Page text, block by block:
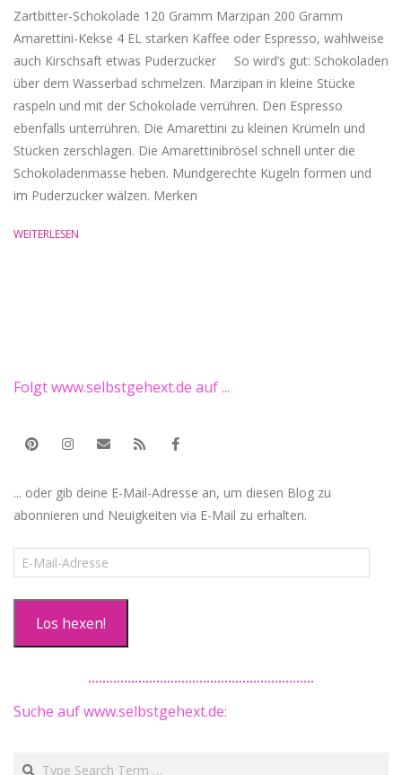
Zartbitter-Schokolade 120 Gramm Marzipan 200 Gramm
Amarettini-Kekse 4 EL starken Kaffee oder Espresso, wahlweise
auch Kirschsaft etwas Puderzucker ‏ ‎ So wird’s gut: Schokoladen
über dem Wasserbad schmelzen. Marzipan in kleine Stücke
raspeln und mit der Schokolade verrühren. Den Espresso
ebenfalls unterrühren. Die Amarettini zu kleinen Krümeln und
Stücken zerschlagen. Die Amarettinibrösel schnell unter die
Schokoladenmasse heben. Mundgerechte Kugeln formen und
im Puderzucker wälzen. Merken
WEITERLESEN
Folgt www.selbstgehext.de auf ...
... oder gib deine E-Mail-Adresse an, um diesen Blog zu
abonnieren und Neuigkeiten via E-Mail zu erhalten.
E-
Mail-
Los hexen!
Suche auf www.selbstgehext.de:
Search